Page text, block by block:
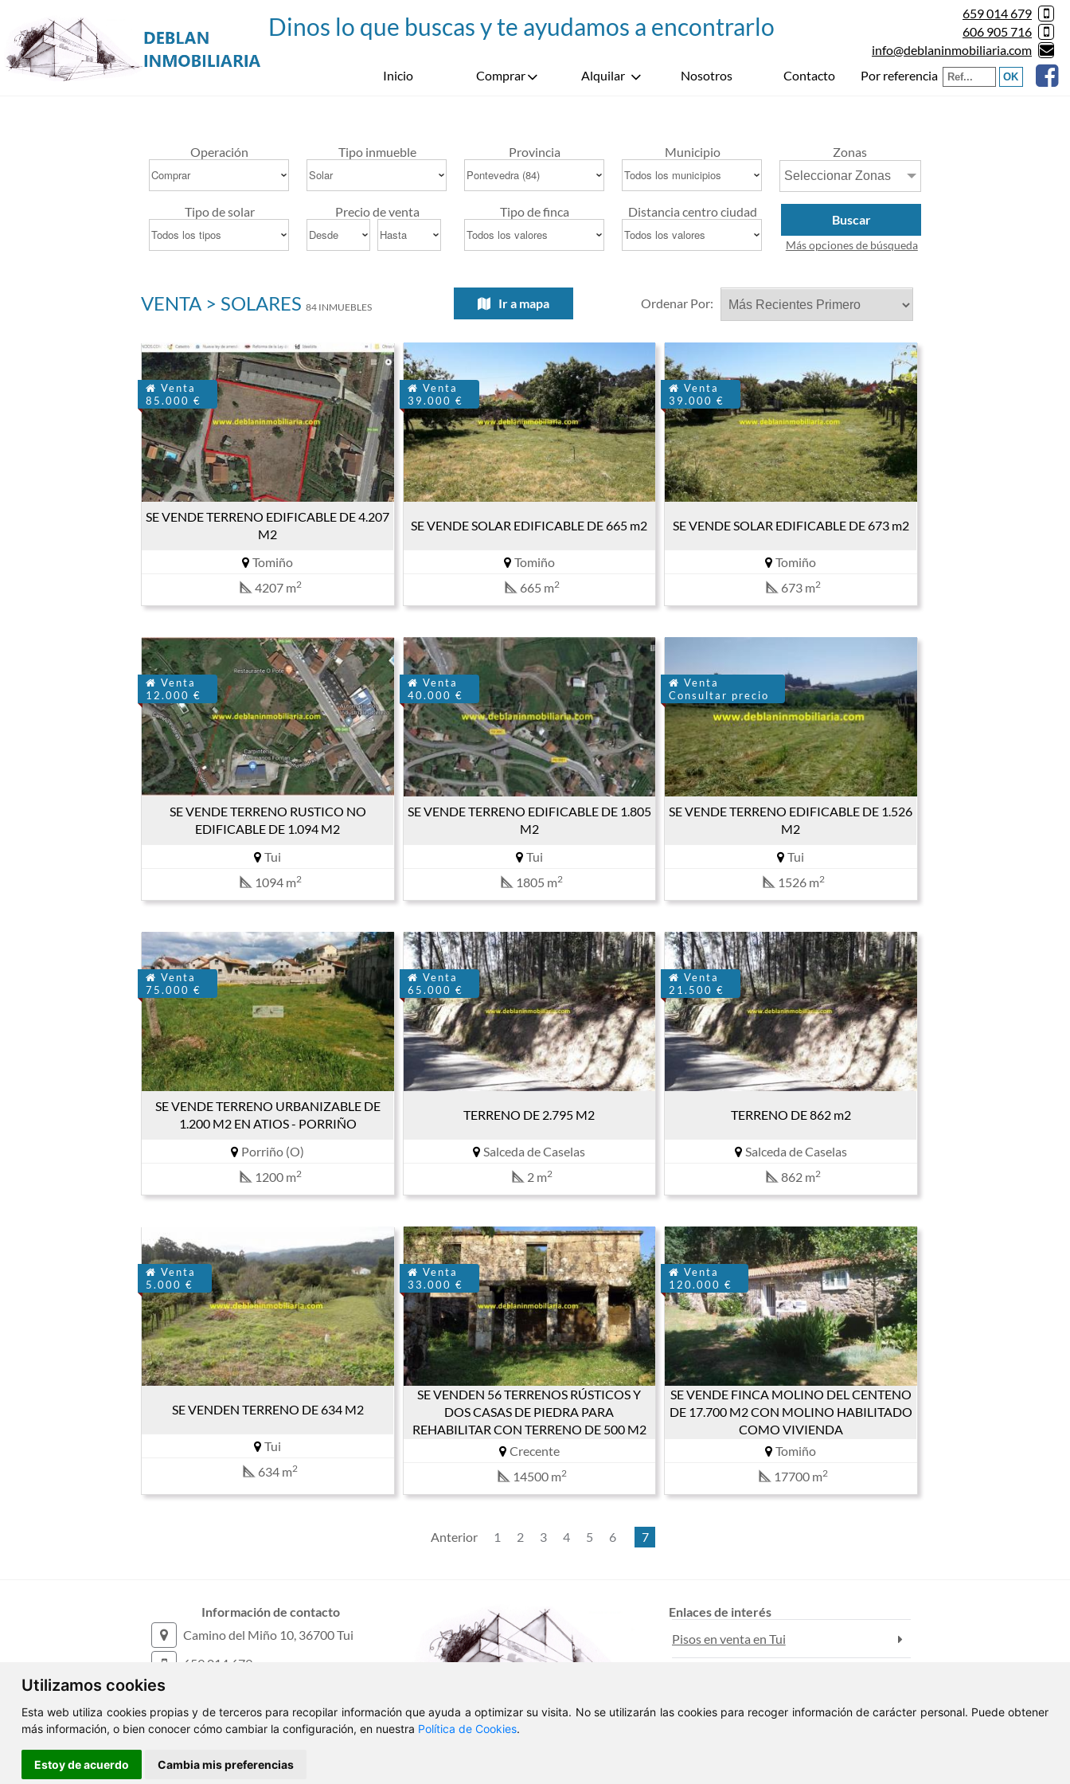
Utilizamos cookies
Esta web utiliza cookies propias y de terceros para recopilar información que ayuda a optimizar su visita. No se utilizarán las cookies para recoger información de carácter personal. Puede obtener
más información, o bien conocer cómo cambiar la configuración, en nuestra Política de Cookies.
Estoy de acuerdo Cambia mis preferencias
Por referencia
659 014 679
606 905 716
info@deblaninmobiliaria.com
Inicio
Comprar Alquilar Nosotros Contacto
Operación Tipo inmueble Provincia Municipio Zonas
Seleccionar Zonas
Tipo de solar Precio de venta Tipo de finca Distancia centro ciudad
Buscar
Más opciones de búsqueda
VENTA > SOLARES 84 INMUEBLES Ir a mapa Ordenar Por:
Venta
85.000 €
SE VENDE TERRENO EDIFICABLE DE 4.207
M2
Tomiño
4207 m2
Venta
39.000 €
SE VENDE SOLAR EDIFICABLE DE 665 m2
Tomiño
665 m2
Venta
39.000 €
SE VENDE SOLAR EDIFICABLE DE 673 m2
Tomiño
673 m2
Venta
12.000 €
SE VENDE TERRENO RUSTICO NO
EDIFICABLE DE 1.094 M2
Tui
1094 m2
Venta
40.000 €
SE VENDE TERRENO EDIFICABLE DE 1.805
M2
Tui
1805 m2
Venta
Consultar precio
SE VENDE TERRENO EDIFICABLE DE 1.526
M2
Tui
1526 m2
Venta
75.000 €
SE VENDE TERRENO URBANIZABLE DE
1.200 M2 EN ATIOS - PORRIÑO
Porriño (O)
1200 m2
Venta
65.000 €
TERRENO DE 2.795 M2
Salceda de Caselas
2 m2
Venta
21.500 €
TERRENO DE 862 m2
Salceda de Caselas
862 m2
Venta
5.000 €
SE VENDEN TERRENO DE 634 M2
Tui
634 m2
Venta
33.000 €
SE VENDEN 56 TERRENOS RÚSTICOS Y
DOS CASAS DE PIEDRA PARA
REHABILITAR CON TERRENO DE 500 M2
Crecente
14500 m2
Venta
120.000 €
SE VENDE FINCA MOLINO DEL CENTENO
DE 17.700 M2 CON MOLINO HABILITADO
COMO VIVIENDA
Tomiño
17700 m2
Anterior 1 2 3 4 5 6 7
Información de contacto
Camino del Miño 10, 36700 Tui
659 014 679
info@deblaninmobiliaria.com
Enlaces de interés
Pisos en venta en Tui
Pisos en alquiler en Tui
ClickViviendas